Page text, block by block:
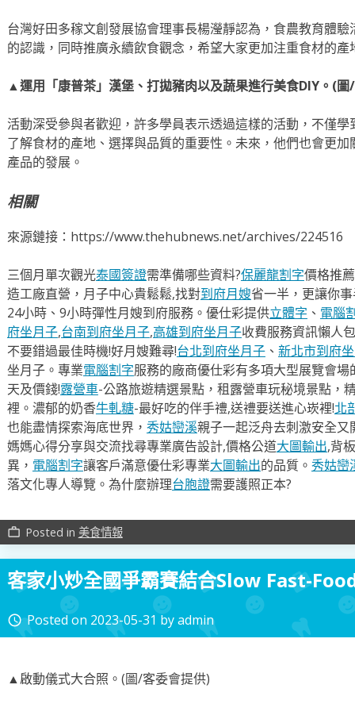
台灣好田多稼文創發展協會理事長楊瀅靜認為，食農教育體
的認識，同時推廣永續飲食觀念，希望大家更加注重食材的
▲運用「康普茶」漢堡、打拋豬肉以及蔬果進行美食DIY。(
活動深受參與者歡迎，許多學員表示透過這樣的活動，不僅
了解食材的產地、選擇與品質的重要性。未來，他們也會更
產品的發展。
相關
來源鏈接：https://www.thehubnews.net/archives/224516
三個月單次觀光泰國簽證需準備哪些資料?保麗龍割字價格推
造工廠直營，月子中心貴鬆鬆,找對到府月嫂省一半，更讓你
24小時、9小時彈性月嫂到府服務。優仕彩提供立體字 、 電腦
府坐月子,台南到府坐月子,高雄到府坐月子收費服務資訊懶人
不要錯過最佳時機!好月嫂難尋!台北到府坐月子、 新北市到府
坐月子。專業電腦割字服務的廠商優仕彩有多項大型展覽會場
天及價錢!露營車-公路旅遊精選景點，租露營車玩秘境景點，
裡。濃郁的奶香牛軋糖-最好吃的伴手禮,送禮要送進心崁裡!北
也能盡情探索海底世界， 秀姑巒溪親子一起泛舟去​刺激安全
媽媽心得分享與交流找尋專業廣告設計,價格公道大圖輸出,背
異， 電腦割字讓客戶滿意優仕彩專業大圖輸出的品質。 秀姑巒
落文化專人導覽。為什麼辦理台胞證需要護照正本?
work_outline Posted in 美食情報
客家小炒全國爭霸賽結合Slow Fast-
access_time Posted on 2023-05-31 byadmin
▲啟動儀式大合照。(圖/客委會提供)